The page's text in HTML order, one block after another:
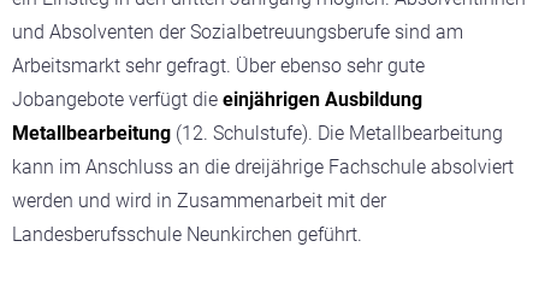
und Absolventen der Sozialbetreuungsberufe sind am
Arbeitsmarkt sehr gefragt. Über ebenso sehr gute
Jobangebote verfügt die einjährigen Ausbildung
Metallbearbeitung (12. Schulstufe). Die Metallbearbeitung
kann im Anschluss an die dreijährige Fachschule absolviert
werden und wird in Zusammenarbeit mit der
Landesberufsschule Neunkirchen geführt.